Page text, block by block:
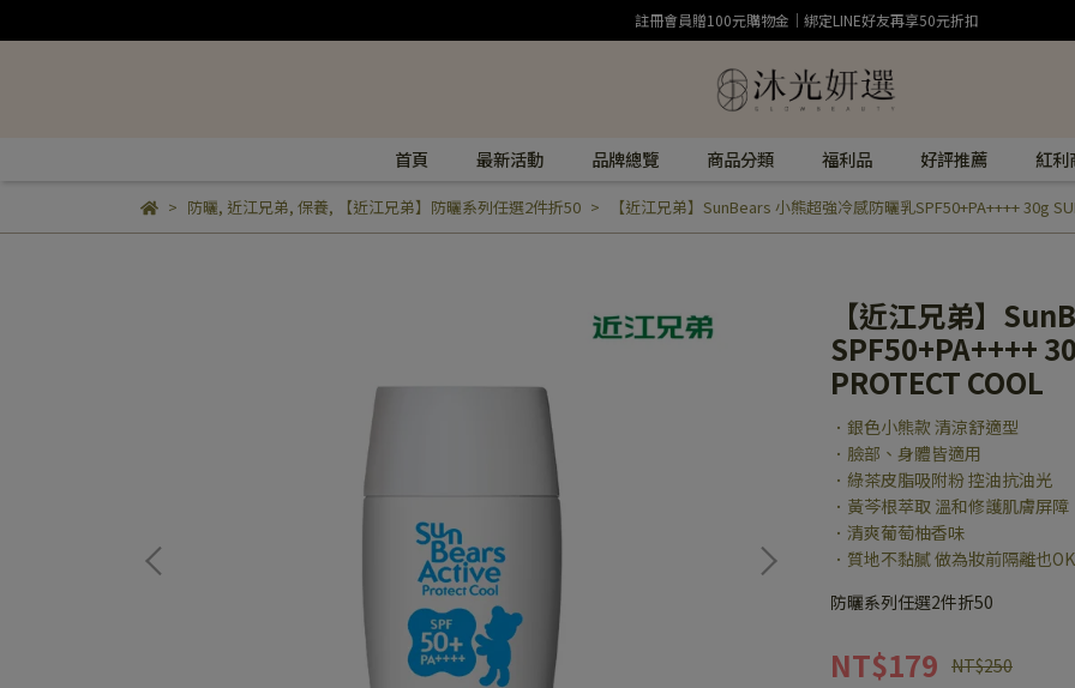
註冊會員贈100元購物金｜綁定LINE好友再享50元折扣
首頁 最新活動 品牌總覽 商品分類 福利品 好評推薦 紅利
防曬, 近江兄弟, 保養, 【近江兄弟】防曬系列任選2件折50 【近江兄弟】SunBears 小熊超強冷感防曬乳SPF50+PA++++ 30g
【近江兄弟】
SPF50+PA++++
PROTECT COOL
．銀色小熊款 清涼舒適型
．臉部、身體皆適用
．綠茶皮脂吸附粉 控油抗油光
．黃芩根萃取 溫和修護肌膚屏障
．清爽葡萄柚香味
．質地不黏膩 做為妝前隔離也OK
防曬系列任選2件折50
NT$179 NT$250